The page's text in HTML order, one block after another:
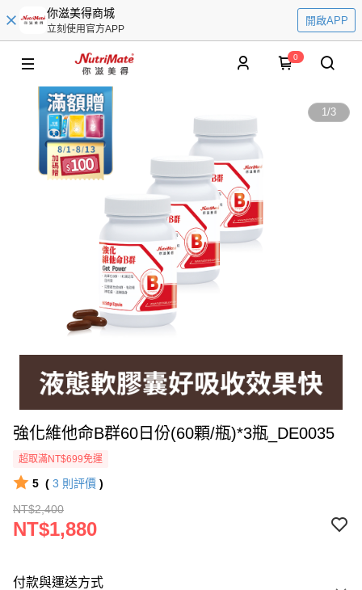
你滋美得商城
立刻使用官方APP
開啟APP
0
1/3
強化維他命B群60日份(60顆/瓶)*3瓶_DE0035
超取滿NT$699免運
5 ( 3 則評價 )
NT$2,400
NT$1,880
付款與運送方式